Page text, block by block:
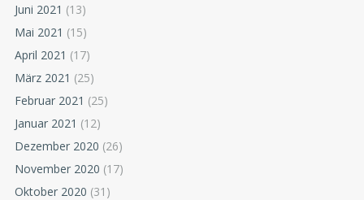
Juni 2021 (13)
Mai 2021 (15)
April 2021 (17)
März 2021 (25)
Februar 2021 (25)
Januar 2021 (12)
Dezember 2020 (26)
November 2020 (17)
Oktober 2020 (31)